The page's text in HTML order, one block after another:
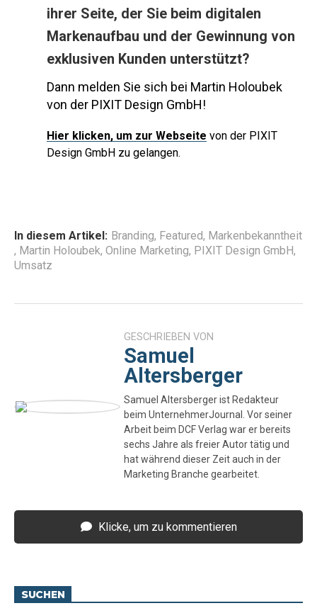
ihrer Seite, der Sie beim digitalen
Markenaufbau und der Gewinnung von
exklusiven Kunden unterstützt?
Dann melden Sie sich bei Martin Holoubek
von der PIXIT Design GmbH!
Hier klicken, um zur Webseite von der PIXIT
Design GmbH zu gelangen.
In diesem Artikel: Branding, Featured, Markenbekanntheit
, Martin Holoubek, Online Marketing, PIXIT Design GmbH,
Umsatz
GESCHRIEBEN VON
Samuel
Altersberger
Samuel Altersberger ist Redakteur
beim UnternehmerJournal. Vor seiner
Arbeit beim DCF Verlag war er bereits
sechs Jahre als freier Autor tätig und
hat während dieser Zeit auch in der
Marketing Branche gearbeitet.
Klicke, um zu kommentieren
SUCHEN